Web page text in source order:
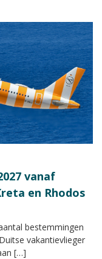
vanaf
en Rhodos
bestemmingen
vakantievlieger
[…]